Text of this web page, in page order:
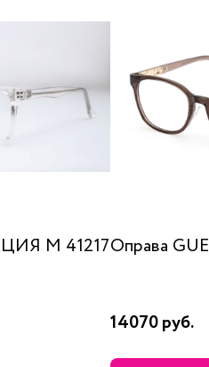
М 41217Оправа
14070 руб.